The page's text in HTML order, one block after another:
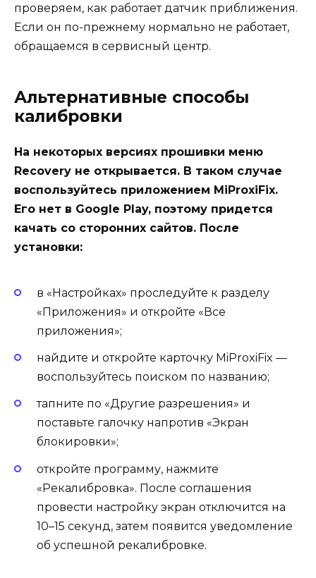
проверяем, как работает датчик приближения.
Если он по-прежнему нормально не работает,
обращаемся в сервисный центр.
Альтернативные способы
калибровки
На некоторых версиях прошивки меню
Recovery не открывается. В таком случае
воспользуйтесь приложением MiProxiFix.
Его нет в Google Play, поэтому придется
качать со сторонних сайтов. После
установки:
в «Настройках» проследуйте к разделу
«Приложения» и откройте «Все
приложения»;
найдите и откройте карточку MiProxiFix —
воспользуйтесь поиском по названию;
тапните по «Другие разрешения» и
поставьте галочку напротив «Экран
блокировки»;
откройте программу, нажмите
«Рекалибровка». После соглашения
провести настройку экран отключится на
10–15 секунд, затем появится уведомление
об успешной рекалибровке.